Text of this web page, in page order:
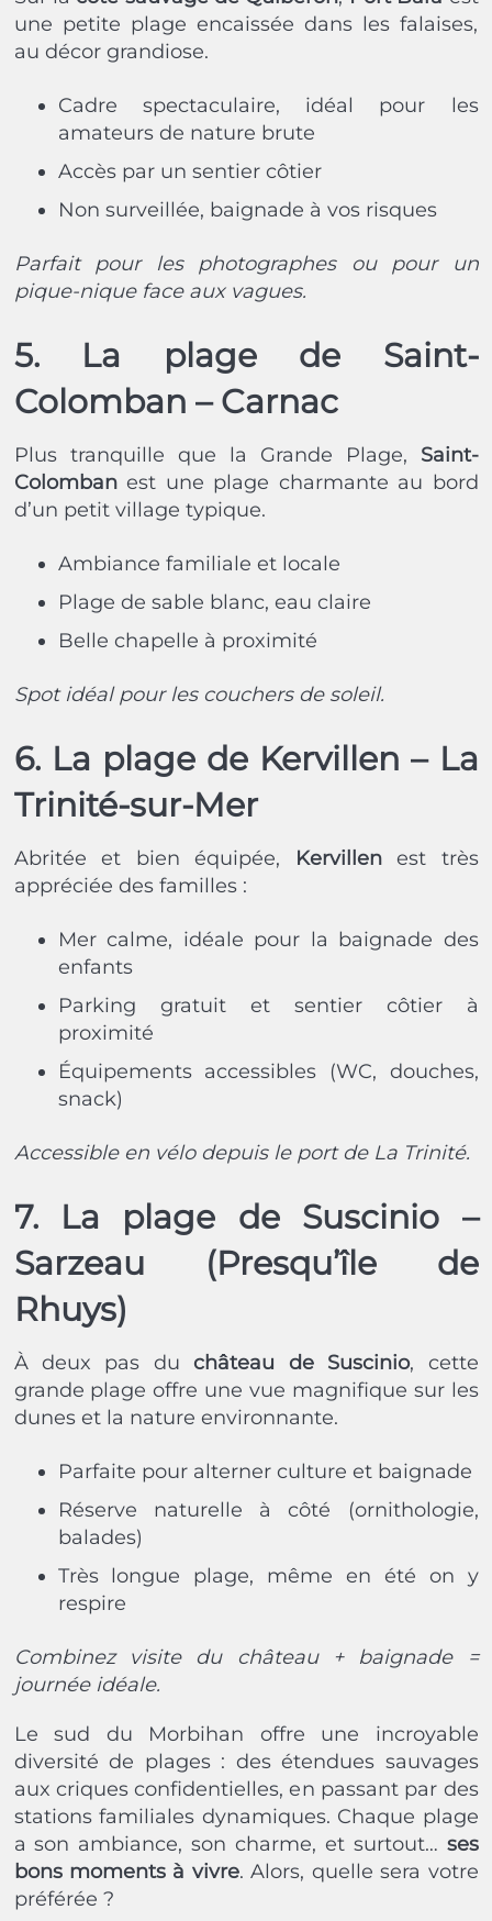
une petite plage encaissée dans les falaises,
au décor grandiose.
Cadre spectaculaire, idéal pour les
amateurs de nature brute
Accès par un sentier côtier
Non surveillée, baignade à vos risques
Parfait pour les photographes ou pour un
pique-nique face aux vagues.
5. La plage de Saint-
Colomban – Carnac
Plus tranquille que la Grande Plage, Saint-
Colombanest une plage charmante au bord
d’un petit village typique.
Ambiance familiale et locale
Plage de sable blanc, eau claire
Belle chapelle à proximité
Spot idéal pour les couchers de soleil.
6. La plage de Kervillen – La
Trinité-sur-Mer
Abritée et bien équipée, Kervillenest très
appréciée des familles :
Mer calme, idéale pour la baignade des
enfants
Parking gratuit et sentier côtier à
proximité
Équipements accessibles (WC, douches,
snack)
Accessible en vélo depuis le port de La Trinité.
7. La plage de Suscinio –
Sarzeau (Presqu’île de
Rhuys)
À deux pas du château de Suscinio, cette
grande plage offre une vue magnifique sur les
dunes et la nature environnante.
Parfaite pour alterner culture et baignade
Réserve naturelle à côté (ornithologie,
balades)
Très longue plage, même en été on y
respire
Combinez visite du château + baignade =
journée idéale.
Le sud du Morbihan offre une incroyable
diversité de plages : des étendues sauvages
aux criques confidentielles, en passant par des
stations familiales dynamiques. Chaque plage
a son ambiance, son charme, et surtout… ses
bons moments à vivre. Alors, quelle sera votre
préférée ?